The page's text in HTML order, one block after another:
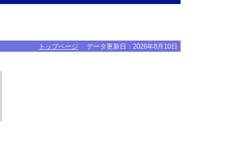
トップページ データ更新日： 2026年8月10日